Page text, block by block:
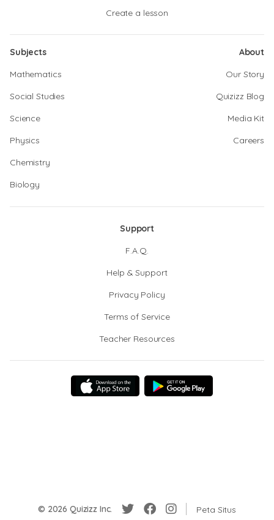
Create a lesson
Subjects
Mathematics
Social Studies
Science
Physics
Chemistry
Biology
About
Our Story
Quizizz Blog
Media Kit
Careers
Support
F.A.Q.
Help & Support
Privacy Policy
Terms of Service
Teacher Resources
© 2026 Quizizz Inc. Peta Situs